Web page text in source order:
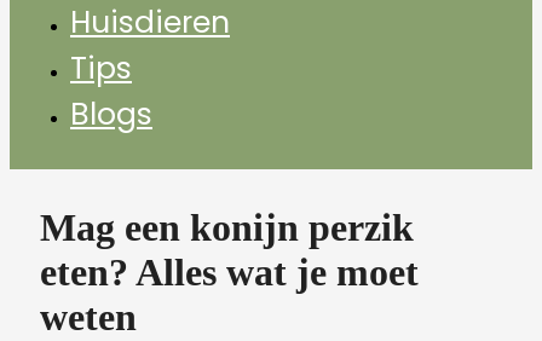
Huisdieren
Tips
Blogs
Mag een konijn perzik
eten? Alles wat je moet
weten